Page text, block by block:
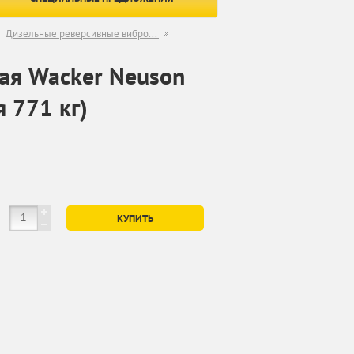
Дизельные реверсивные вибро...
Wacker Neuson
771 кг)
КУПИТЬ